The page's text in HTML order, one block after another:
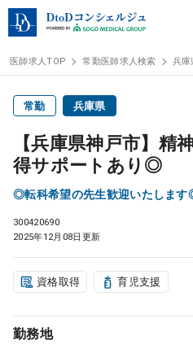
医師求人
常勤検索
スポット検索 アルバイト
医師求人TOP 常勤医師求人検索 兵庫
常勤 兵庫県
【兵庫県神戸市】精
得サポートあり◎
◎転科希望の先生歓迎いたしま
300420690
2025年12月08日更新
資格取得 育児支援
勤務地